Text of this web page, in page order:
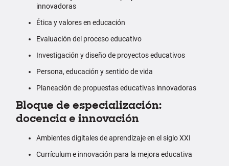
innovadoras
Ética y valores en educación
Evaluación del proceso educativo
Investigación y diseño de proyectos educativos
Persona, educación y sentido de vida
Planeación de propuestas educativas innovadoras
Bloque de especialización:
docencia e innovación
Ambientes digitales de aprendizaje en el siglo XXI
Currículum e innovación para la mejora educativa